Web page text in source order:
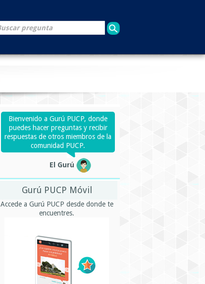
Bienvenido a Gurú PUCP, donde
puedes hacer preguntas y recibir
respuestas de otros miembros de la
comunidad PUCP.
El Gurú
Gurú PUCP Móvil
Accede a Gurú PUCP desde donde te
encuentres.